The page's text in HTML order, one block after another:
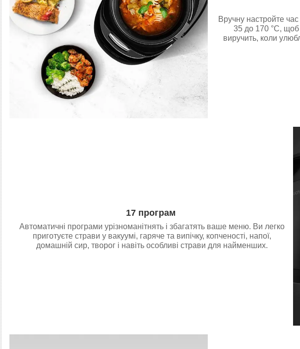
Вручну настройте час
35 до 170 °C, щоб
виручить, коли
17 програм
Автоматичні програми урізноманітнять і збагатять ваше меню. Ви легко
приготуєте страви у вакуумі, гаряче та випічку, копченості, напої,
домашній сир, творог і навіть особливі страви для найменших.